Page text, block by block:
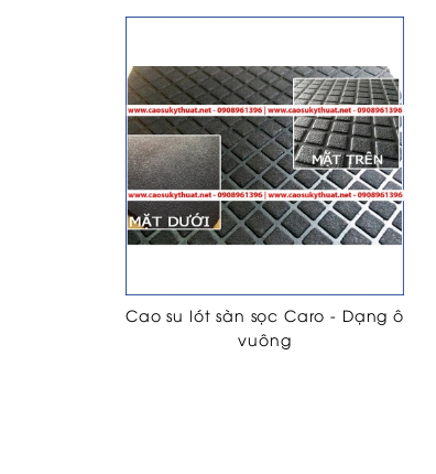
Cao su lót sàn sọc Caro - Dạng ô
vuông